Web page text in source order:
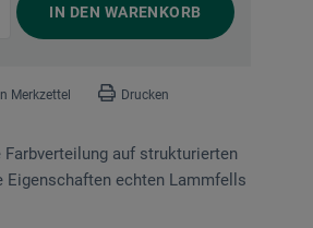
IN DEN WARENKORB
Merkzettel Drucken
auf strukturierten
echten Lammfells